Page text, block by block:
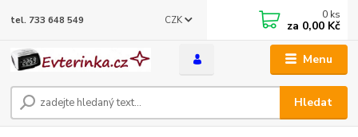
Menu
CZK
Hledat
tel. 733 648 549 0 ks
za 0,00 Kč